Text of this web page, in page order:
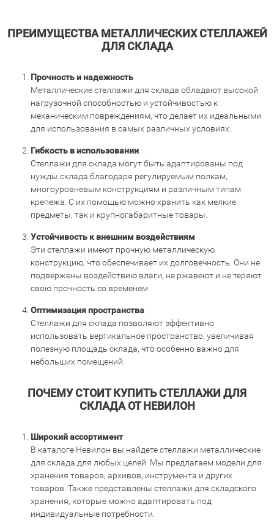
ПРЕИМУЩЕСТВА МЕТАЛЛИЧЕСКИХ СТЕЛЛАЖЕЙ
ДЛЯ СКЛАДА
Прочность и надежность
Металлические стеллажи для склада обладают высокой
нагрузочной способностью и устойчивостью к
механическим повреждениям, что делает их идеальными
для использования в самых различных условиях.
Гибкость в использовании
Стеллажи для склада могут быть адаптированы под
нужды склада благодаря регулируемым полкам,
многоуровневым конструкциям и различным типам
крепежа. С их помощью можно хранить как мелкие
предметы, так и крупногабаритные товары.
Устойчивость к внешним воздействиям
Эти стеллажи имеют прочную металлическую
конструкцию, что обеспечивает их долговечность. Они не
подвержены воздействию влаги, не ржавеют и не теряют
свою прочность со временем.
Оптимизация пространства
Стеллажи для склада позволяют эффективно
использовать вертикальное пространство, увеличивая
полезную площадь склада, что особенно важно для
небольших помещений.
ПОЧЕМУ СТОИТ КУПИТЬ СТЕЛЛАЖИ ДЛЯ
СКЛАДА ОТ НЕВИЛОН
Широкий ассортимент
В каталоге Невилон вы найдете стеллажи металлические
для склада для любых целей. Мы предлагаем модели для
хранения товаров, архивов, инструмента и других
товаров. Также представлены стеллажи для складского
хранения, которые можно адаптировать под
индивидуальные потребности.